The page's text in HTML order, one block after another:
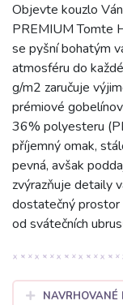
Objevte kouzlo
PREMIUM Tomte
se pyšní bohatým
atmosféru do
g/m2 zaručuje
prémiové
36% polyesteru
příjemný omak,
pevná, avšak
zvýrazňuje detaily
dostatečný prostor
od svátečních
NAVRHOVANÉ